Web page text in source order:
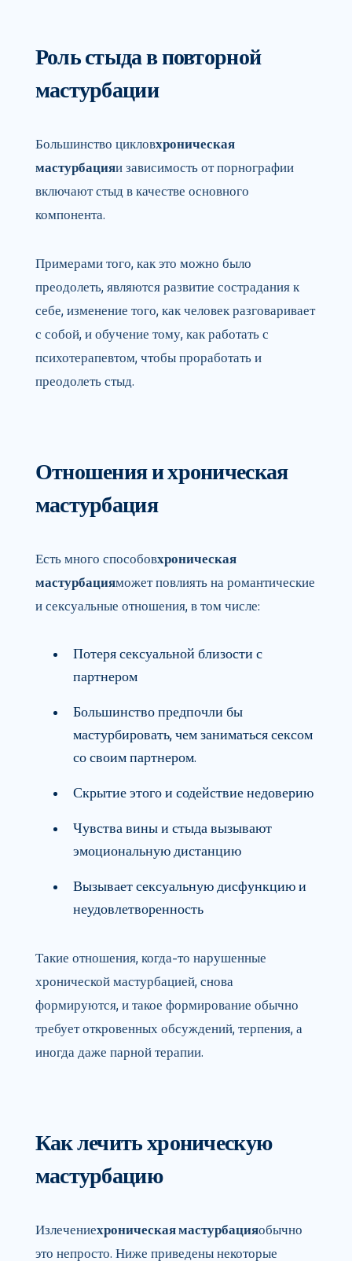
Роль стыда в повторной
мастурбации
Большинство цикловхроническая
мастурбацияи зависимость от порнографии
включают стыд в качестве основного
компонента.
Примерами того, как это можно было
преодолеть, являются развитие сострадания к
себе, изменение того, как человек разговаривает
с собой, и обучение тому, как работать с
психотерапевтом, чтобы проработать и
преодолеть стыд.
Отношения и хроническая
мастурбация
Есть много способовхроническая
мастурбацияможет повлиять на романтические
и сексуальные отношения, в том числе:
Потеря сексуальной близости с
партнером
Большинство предпочли бы
мастурбировать, чем заниматься сексом
со своим партнером.
Скрытие этого и содействие недоверию
Чувства вины и стыда вызывают
эмоциональную дистанцию
Вызывает сексуальную дисфункцию и
неудовлетворенность
Такие отношения, когда-то нарушенные
хронической мастурбацией, снова
формируются, и такое формирование обычно
требует откровенных обсуждений, терпения, а
иногда даже парной терапии.
Как лечить хроническую
мастурбацию
Излечениехроническая мастурбацияобычно
это непросто. Ниже приведены некоторые